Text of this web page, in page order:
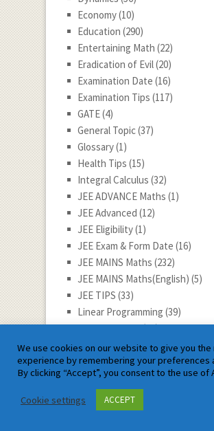
Economy(10)
Education (290)
Entertaining Math (22)
Eradication of Evil(20)
Examination Date (16)
Examination Tips (117)
GATE(4)
General Topic(37)
Glossary(1)
Health Tips (15)
Integral Calculus (32)
JEE ADVANCE Maths (1)
JEE Advanced (12)
JEE Eligibility(1)
JEE Exam & Form Date (16)
JEE MAINS Maths (232)
JEE MAINS Maths(English) (5)
JEE TIPS (33)
Linear Programming (39)
Mathematician(72)
Mathematician Story(24)
Mathematics Education(199)
Mathematics Tech (4)
Mathematics Tips
Maths Competition
We use cookies on our website to give you
experience by remembering your preferences
By clicking “Accept”, you consent to the use of
Cookie settings ACCEPT